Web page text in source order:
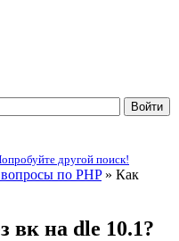
Войти
другой поиск!
по PHP» Как
вк на dle 10.1?